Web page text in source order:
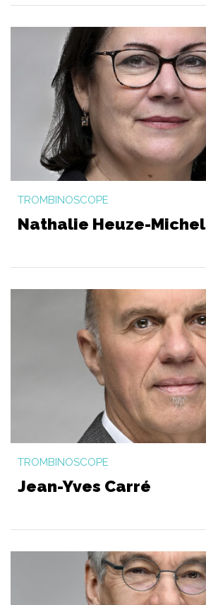
TROMBINOSCOPE
Nathalie Heuze-Michel
TROMBINOSCOPE
Jean-Yves Carré